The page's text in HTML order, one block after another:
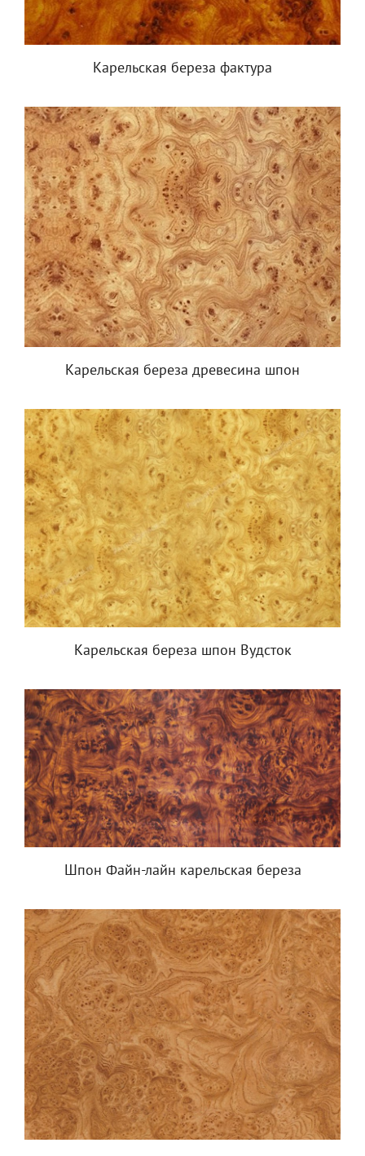
Карельская береза фактура
Карельская береза древесина шпон
Карельская береза шпон Вудсток
Шпон Файн-лайн карельская береза